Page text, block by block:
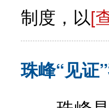
制度，以[
珠峰“见证